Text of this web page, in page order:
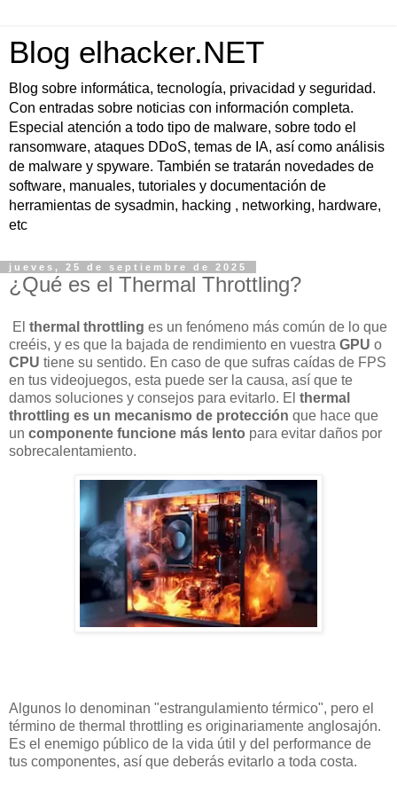
Blog elhacker.NET
Blog sobre informática, tecnología, privacidad y seguridad.
Con entradas sobre noticias con información completa.
Especial atención a todo tipo de malware, sobre todo el
ransomware, ataques DDoS, temas de IA, así como análisis
de malware y spyware. También se tratarán novedades de
software, manuales, tutoriales y documentación de
herramientas de sysadmin, hacking , networking, hardware,
etc
jueves, 25 de septiembre de 2025
¿Qué es el Thermal Throttling?
El thermal throttling es un fenómeno más común de lo que
creéis, y es que la bajada de rendimiento en vuestra GPU o
CPU tiene su sentido. En caso de que sufras caídas de FPS
en tus videojuegos, esta puede ser la causa, así que te
damos soluciones y consejos para evitarlo. El thermal
throttling es un mecanismo de protección que hace que
un componente funcione más lento para evitar daños por
sobrecalentamiento.
Algunos lo denominan "estrangulamiento térmico", pero el
término de thermal throttling es originariamente anglosajón.
Es el enemigo público de la vida útil y del performance de
tus componentes, así que deberás evitarlo a toda costa.